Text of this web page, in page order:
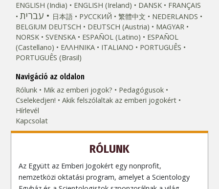
ENGLISH (India)
ENGLISH (Ireland) DANSK FRANÇAIS
עברית 日本語 РУССКИЙ 繁體中文
NEDERLANDS
BELGIUM DEUTSCH DEUTSCH (Austria)
MAGYAR
NORSK
SVENSKA ESPAÑOL (Latino)
ESPAÑOL
(Castellano)
ΕΛΛΗΝΙΚA ITALIANO
PORTUGUÊS
PORTUGUÊS (Brasil)‎
Navigáció az oldalon
Rólunk
Mik az emberi jogok?
Pedagógusok
Cselekedjen!
Akik felszólaltak az emberi jogokért
Hírlevél
Kapcsolat
RÓLUNK
Az Együtt az Emberi Jogokért egy nonprofit,
nemzetközi oktatási program, amelyet a Scientology